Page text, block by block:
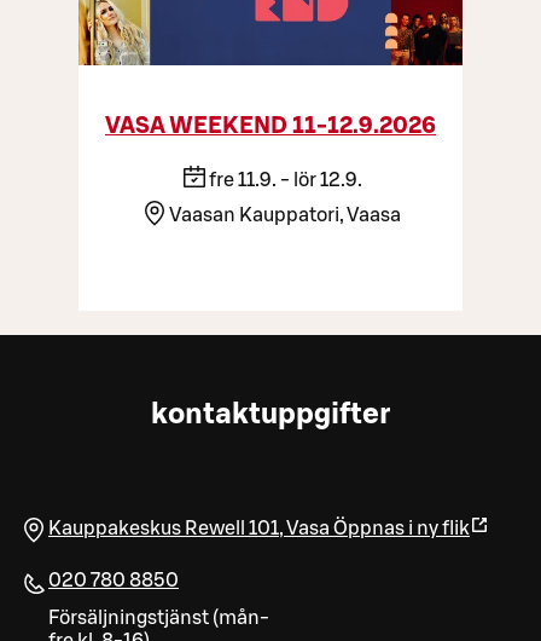
VASA WEEKEND 11-12.9.2026
fre 11.9. - lör 12.9.
Vaasan Kauppatori, Vaasa
kontaktuppgifter
Kauppakeskus Rewell 101,Vasa Öppnas i ny flik
020 780 8850
Försäljningstjänst (mån-